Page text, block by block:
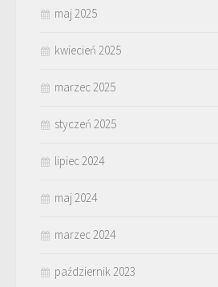
maj 2025
kwiecień 2025
marzec 2025
styczeń 2025
lipiec 2024
maj 2024
marzec 2024
październik 2023